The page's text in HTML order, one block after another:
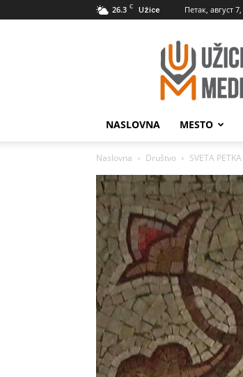
26.3 C Užice Петак, август
NASLOVNA MESTO
Naslovna Društvo SVETA